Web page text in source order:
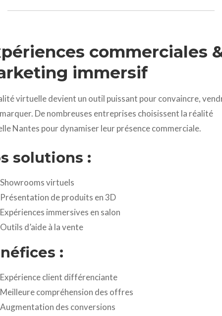
commerciales
immersif
virtuelle devient un outil puissant pour convaincre,
De nombreuses entreprises choisissent la réalité
Nantes pour dynamiser leur présence commerciale.
solutions :
Showrooms virtuels
Présentation de produits en 3D
Expériences immersives en salon
Outils d’aide à la vente
:
Expérience client différenciante
Meilleure compréhension des offres
Augmentation des conversions